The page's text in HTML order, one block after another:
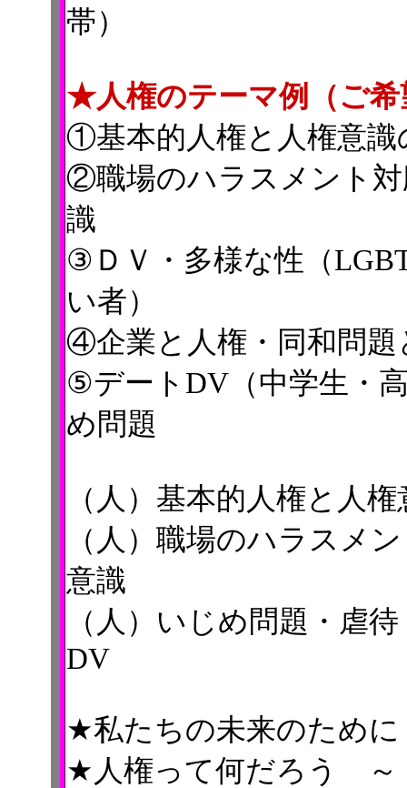
帯）
★人権のテーマ例（ご希
①基本的人権と人権意識
②職場のハラスメント
識
③ＤＶ・多様な性（
い者）
④企業と人権・同和問題
⑤デートDV（中学生・
め問題
（人）基本的人権と人
（人）職場のハラスメ
意識
（人）いじめ問題・虐
DV
★私たちの未来のた
★人権って何だろう